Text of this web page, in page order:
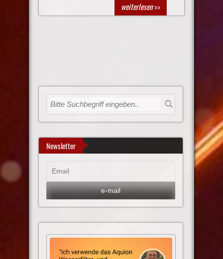
weiterlesen>>
Newsletter